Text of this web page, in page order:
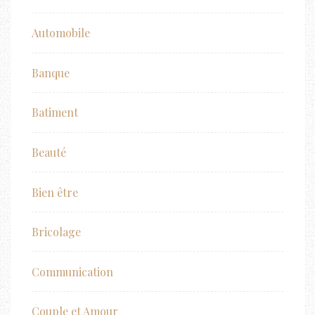
Automobile
Banque
Batiment
Beauté
Bien être
Bricolage
Communication
Couple et Amour